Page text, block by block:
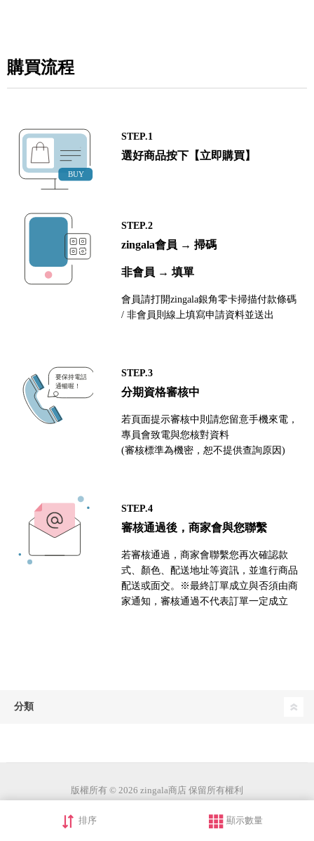
購買流程
STEP.1
選好商品按下【立即購買】
STEP.2
zingala會員 → 掃碼
非會員 → 填單
會員請打開zingala銀角零卡掃描付款條碼
/ 非會員則線上填寫申請資料並送出
STEP.3
分期資格審核中
若頁面提示審核中則請您留意手機來電，
專員會致電與您核對資料
(審核標準為機密，恕不提供查詢原因)
STEP.4
審核通過後，商家會與您聯繫
若審核通過，商家會聯繫您再次確認款
式、顏色、配送地址等資訊，並進行商品
配送或面交。※最終訂單成立與否須由商
家通知，審核通過不代表訂單一定成立
分類
版權所有 © 2026 zingala商店 保留所有權利
排序 顯示數量